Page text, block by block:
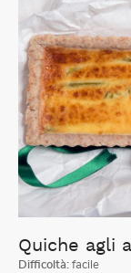
Quiche agli
Difficoltà: facile